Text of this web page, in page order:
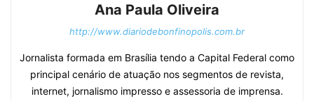
Ana Paula Oliveira
http://www.diariodebonfinopolis.com.br
Jornalista formada em Brasília tendo a Capital Federal como
principal cenário de atuação nos segmentos de revista,
internet, jornalismo impresso e assessoria de imprensa.